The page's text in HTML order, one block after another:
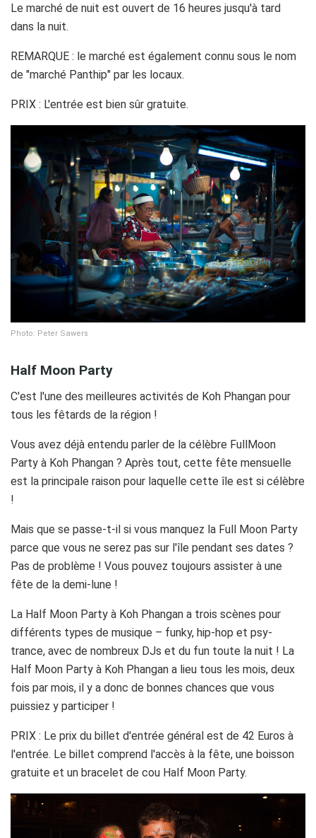
Le marché de nuit est ouvert de 16 heures jusqu'à tard
dans la nuit.
REMARQUE : le marché est également connu sous le nom
de "marché Panthip" par les locaux.
PRIX : L'entrée est bien sûr gratuite.
Photo: Peter Sawers
Half Moon Party
C'est l'une des meilleures activités de Koh Phangan pour
tous les fêtards de la région !
Vous avez déjà entendu parler de la célèbre FullMoon
Party à Koh Phangan ? Après tout, cette fête mensuelle
est la principale raison pour laquelle cette île est si célèbre
!
Mais que se passe-t-il si vous manquez la Full Moon Party
parce que vous ne serez pas sur l'île pendant ses dates ?
Pas de problème ! Vous pouvez toujours assister à une
fête de la demi-lune !
La Half Moon Party à Koh Phangan a trois scènes pour
différents types de musique – funky, hip-hop et psy-
trance, avec de nombreux DJs et du fun toute la nuit ! La
Half Moon Party à Koh Phangan a lieu tous les mois, deux
fois par mois, il y a donc de bonnes chances que vous
puissiez y participer !
PRIX : Le prix du billet d'entrée général est de 42 Euros à
l'entrée. Le billet comprend l'accès à la fête, une boisson
gratuite et un bracelet de cou Half Moon Party.